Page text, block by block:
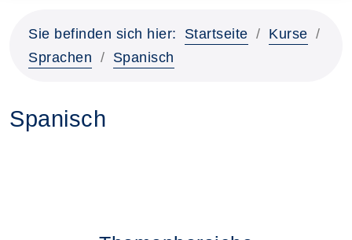
Sie befinden sich hier: Startseite
Kurse
Sprachen
Spanisch
Spanisch